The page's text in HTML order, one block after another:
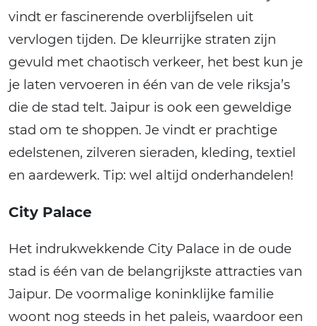
vindt er fascinerende overblijfselen uit
vervlogen tijden. De kleurrijke straten zijn
gevuld met chaotisch verkeer, het best kun je
je laten vervoeren in één van de vele riksja’s
die de stad telt. Jaipur is ook een geweldige
stad om te shoppen. Je vindt er prachtige
edelstenen, zilveren sieraden, kleding, textiel
en aardewerk. Tip: wel altijd onderhandelen!
City Palace
Het indrukwekkende City Palace in de oude
stad is één van de belangrijkste attracties van
Jaipur. De voormalige koninklijke familie
woont nog steeds in het paleis, waardoor een